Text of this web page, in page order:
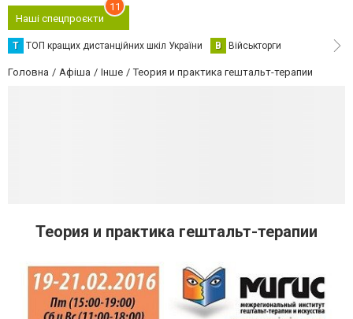
Наші спецпроєкти
11
Т ТОП кращих дистанційних шкіл України В Військторги
Головна Афіша Інше Теория и практика гештальт-терапии
Теория и практика гештальт-терапии